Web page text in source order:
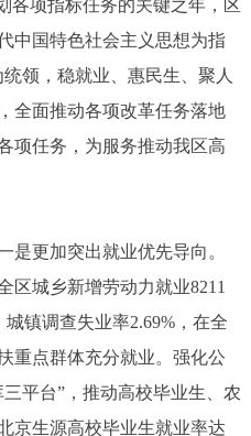
项指标任务的关键之年，区
中国特色社会主义思想为指
领，稳就业、惠民生、聚人
全面推动各项改革任务落地
项任务，为服务推动我区高
更加突出就业优先导向。
区城乡新增劳动力就业8211
城镇调查失业率2.69%，在全
重点群体充分就业。强化公
平台”，推动高校毕业生、农
京生源高校毕业生就业率达